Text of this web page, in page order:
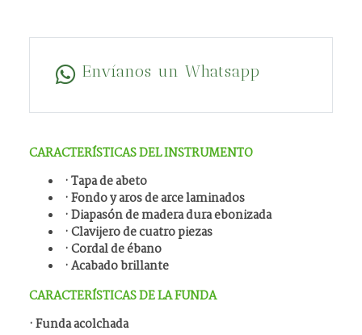
Envíanos un Whatsapp
CARACTERÍSTICAS DEL INSTRUMENTO
· Tapa de abeto
· Fondo y aros de arce laminados
· Diapasón de madera dura ebonizada
· Clavijero de cuatro piezas
· Cordal de ébano
· Acabado brillante
CARACTERÍSTICAS DE LA FUNDA
· Funda acolchada